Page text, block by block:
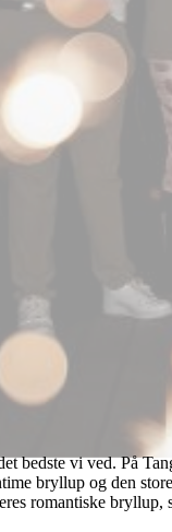
bedste vi ved. På
bryllup og den
romantiske bryllup,